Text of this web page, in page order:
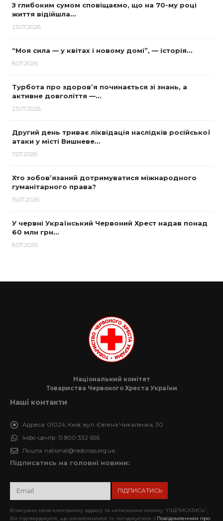
З глибоким сумом сповіщаємо, що на 70-му році
життя відійшла…
23.07.2026
“Моя сила — у квітах і новому домі”, — історія…
8.07.2026
Турбота про здоров’я починається зі знань, а
активне довголіття —…
23.07.2026
Другий день триває ліквідація наслідків російської
атаки у місті Вишневе…
7.07.2026
Хто зобов’язаний дотримуватися міжнародного
гуманітарного права?
15.07.2026
У червні Український Червоний Хрест надав понад
60 млн грн…
8.07.2026
Національний комітет
Товариства Червоного Хреста України
Наші контакти
Адреса: 01024, Київ, вул. Євгена Чикаленка, 30
Інфо-центр: 0 800 332 656
Пошта: national@redcross.org.ua
Підписатись на головні новини:
Вписуючи свою електронну адресу та натискаючи кнопку “ПІДПИСАТИСЬ”,
Ви підтверджуєте, що ознайомилися та погоджуєтеся з Повідомленням про